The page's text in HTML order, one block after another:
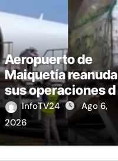
Aeropuerto de
Maiquetía reanuda
sus operaciones
carga con primer
vuelo desde
InfoTV24
Ago 6,
2026